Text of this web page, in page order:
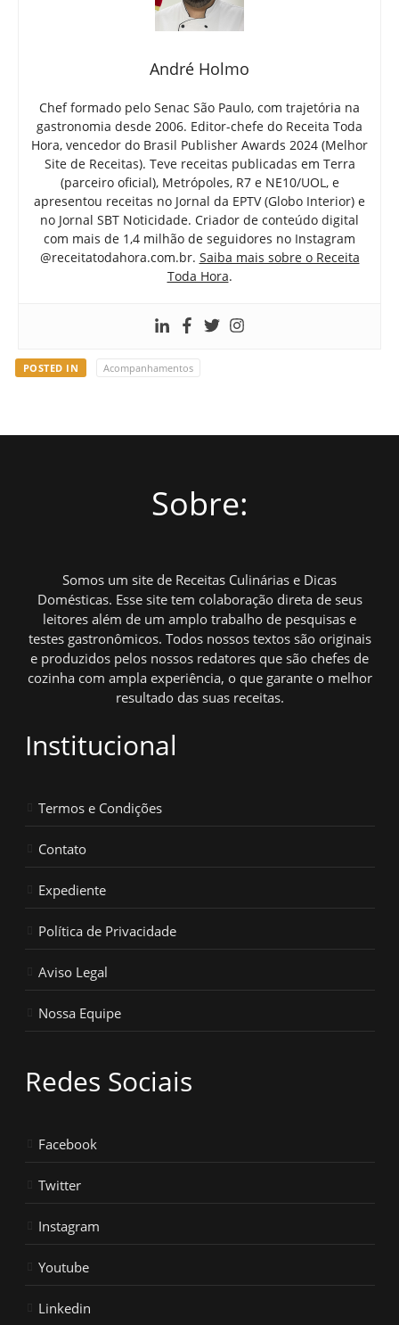
André Holmo
Chef formado pelo Senac São Paulo, com trajetória na
gastronomia desde 2006. Editor-chefe do Receita Toda
Hora, vencedor do Brasil Publisher Awards 2024 (Melhor
Site de Receitas). Teve receitas publicadas em Terra
(parceiro oficial), Metrópoles, R7 e NE10/UOL, e
apresentou receitas no Jornal da EPTV (Globo Interior) e
no Jornal SBT Noticidade. Criador de conteúdo digital
com mais de 1,4 milhão de seguidores no Instagram
@receitatodahora.com.br. Saiba mais sobre o Receita
Toda Hora.
POSTED IN Acompanhamentos
Sobre:
Somos um site de Receitas Culinárias e Dicas
Domésticas. Esse site tem colaboração direta de seus
leitores além de um amplo trabalho de pesquisas e
testes gastronômicos. Todos nossos textos são originais
e produzidos pelos nossos redatores que são chefes de
cozinha com ampla experiência, o que garante o melhor
resultado das suas receitas.
Institucional
Termos e Condições
Contato
Expediente
Política de Privacidade
Aviso Legal
Nossa Equipe
Redes Sociais
Facebook
Twitter
Instagram
Youtube
Linkedin